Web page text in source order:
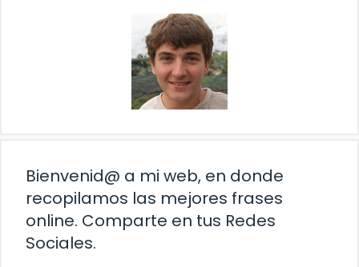
Bienvenid@ a mi web, en donde
recopilamos las mejores frases
online. Comparte en tus Redes
Sociales.